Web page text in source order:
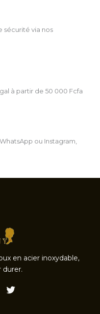
sécurité via nos
à partir de 50 000 Fcfa
ou Instagram,
en acier inoxydable,
durer.